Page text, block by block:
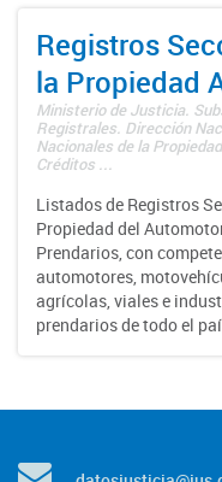
Registros
la Propiedad
Ministerio de Justicia.
Registrales. Dirección
Nacionales de la
Créditos ...
Listados de Registros
Propiedad del
Prendarios, con
automotores,
agrícolas, viales e
prendarios de todo el